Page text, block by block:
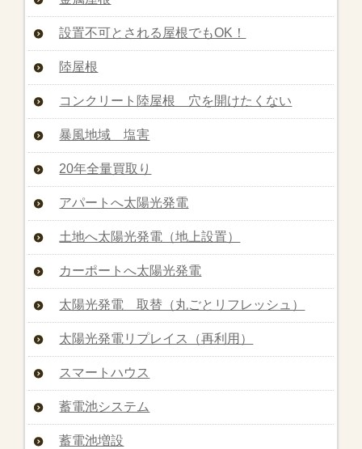
設置不可とされる屋根でもOK！
陸屋根
コンクリート陸屋根 穴を開けたくない
暴風地域 塩害
20年全量買取り
アパートへ太陽光発電
土地へ太陽光発電（地上設置）
カーポートへ太陽光発電
太陽光発電 取替（丸ごとリフレッシュ）
太陽光発電リプレイス（再利用）
スマートハウス
蓄電池システム
蓄電池増設